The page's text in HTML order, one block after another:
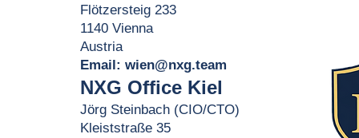
Flötzersteig 233
1140 Vienna
Austria
Email: wien@nxg.team
NXG Office Kiel
Jörg Steinbach (CIO/CTO)
Kleiststraße 35